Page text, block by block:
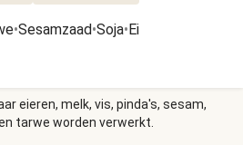
•Sesamzaad•Soja•Ei
eieren, melk, vis, pinda's, sesam,
tarwe worden verwerkt.